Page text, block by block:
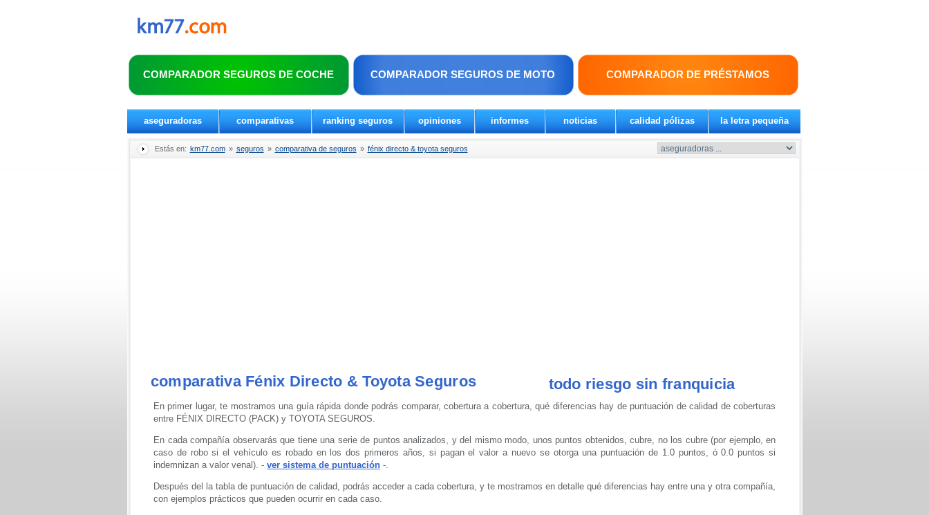
COMPARADOR SEGUROS DE COCHE COMPARADOR SEGUROS DE MOTO COMPARADOR DE PRÉSTAMOS
aseguradoras comparativas ranking seguros opiniones informes noticias calidad pólizas la letra pequeña
Estás en: km77.com » seguros » comparativa de seguros » fénix directo & toyota seguros
comparativa Fénix Directo & Toyota Seguros todo riesgo sin franquicia
En primer lugar, te mostramos una guía rápida donde podrás comparar, cobertura a cobertura, qué diferencias hay de puntuación de calidad de coberturas
entre FÉNIX DIRECTO (PACK) y TOYOTA SEGUROS.
En cada compañía observarás que tiene una serie de puntos analizados, y del mismo modo, unos puntos obtenidos, cubre, no los cubre (por ejemplo, en
caso de robo si el vehículo es robado en los dos primeros años, si pagan el valor a nuevo se otorga una puntuación de 1.0 puntos, ó 0.0 puntos si
indemnizan a valor venal). - ver sistema de puntuación -.
Después del la tabla de puntuación de calidad, podrás acceder a cada cobertura, y te mostramos en detalle qué diferencias hay entre una y otra compañía,
con ejemplos prácticos que pueden ocurrir en cada caso.